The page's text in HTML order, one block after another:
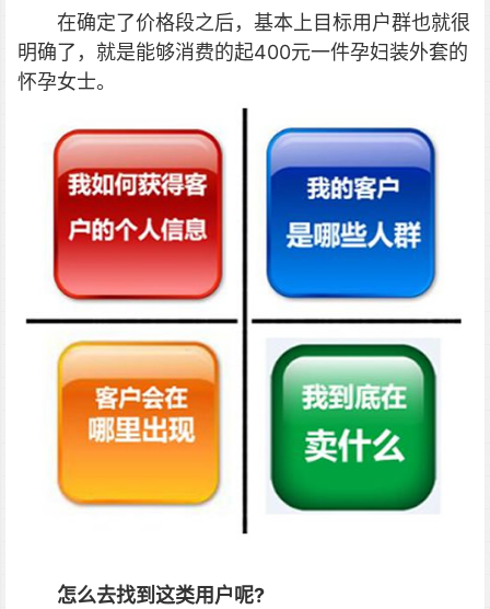
在确定了价格段之后，基本上目标用户群也就很
明确了，就是能够消费的起400元一件孕妇装外套的
怀孕女士。
怎么去找到这类用户呢?